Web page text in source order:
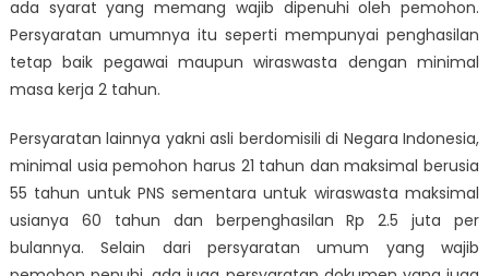
ada syarat yang memang wajib dipenuhi oleh pemohon.
Persyaratan umumnya itu seperti mempunyai penghasilan
tetap baik pegawai maupun wiraswasta dengan minimal
masa kerja 2 tahun.
Persyaratan lainnya yakni asli berdomisili di Negara Indonesia,
minimal usia pemohon harus 21 tahun dan maksimal berusia
55 tahun untuk PNS sementara untuk wiraswasta maksimal
usianya 60 tahun dan berpenghasilan Rp 2.5 juta per
bulannya. Selain dari persyaratan umum yang wajib